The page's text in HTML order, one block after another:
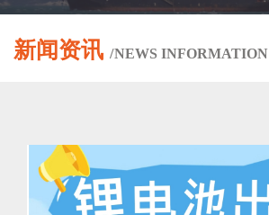
新闻资讯 /NEWSINFORMATION